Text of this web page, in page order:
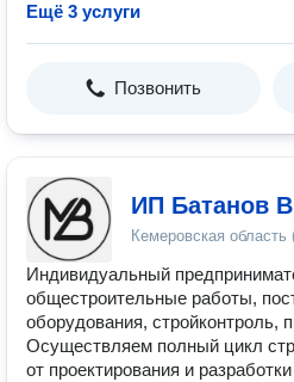
Ещё 3 услуги
Позвонить
ИП Батанов
Кемеровская область
Индивидуальный
общестроительные работы,
оборудования, стройконтроль,
Осуществляем полный цикл
от проектирования и